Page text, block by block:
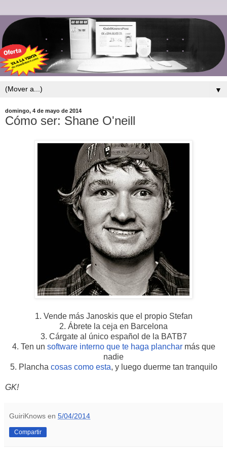
▼
domingo, 4 de mayo de 2014
Cómo ser: Shane O'neill
1. Vende más Janoskis que el propio Stefan
2. Ábrete la ceja en Barcelona
3. Cárgate al único español de la BATB7
4. Ten un software interno que te haga plancharmás que
nadie
5. Plancha cosas como esta, y luego duerme tan tranquilo
GK!
GuiriKnows en 5/04/2014
Compartir